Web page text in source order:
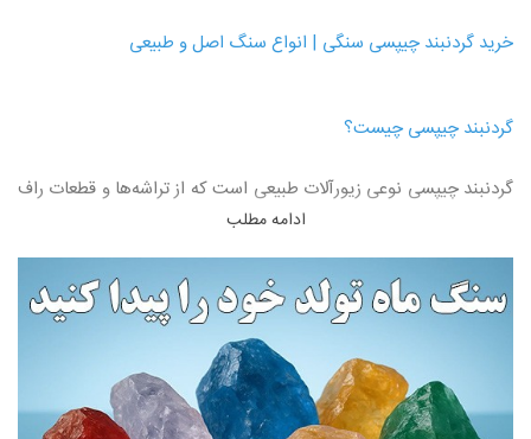
خرید گردنبند چیپسی سنگی | انواع سنگ اصل و طبیعی
گردنبند چیپسی چیست؟
گردنبند چیپسی نوعی زیورآلات طبیعی است که از تراشه‌ها و قطعات راف
سنگ‌های اصل ساخته می‌شود. این تراشه‌ها به دلیل شکل نامنظم و
طبیعی خود، جلوه‌ای خاص و متفاوت ایجاد می‌کنند. استفاده از گردنبند
چیپسی علاوه بر زیبایی، خواص انرژی‌درمانی سنگ‌ها را به‌طور خالص‌تر
هدیه برای روز مرد و روز زن
و این نوع گردنبند جنسیت
این گردنبندها همیشه طرفداران زیادی دارند، چون:
ادامه مطلب